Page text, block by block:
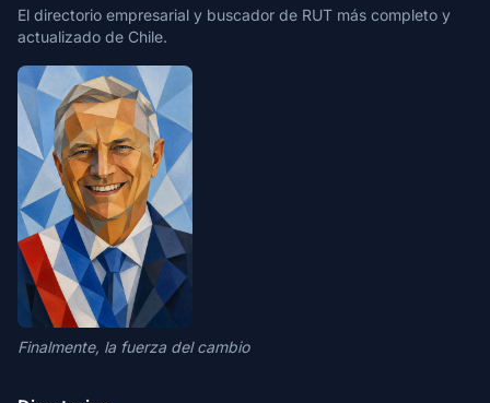
El directorio empresarial y buscador de RUT más completo y
actualizado de Chile.
Finalmente, la fuerza del cambio